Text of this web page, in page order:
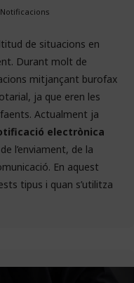
Notificacions
de situacions en
Durant molt de
mitjançant burofax
ja que eren les
Actualment ja
electrònica
l’enviament, de la
En aquest
tipus i quan s’utilitza